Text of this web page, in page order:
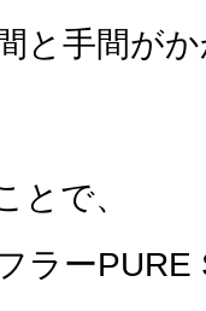
と手間が
で、
ラーPURE